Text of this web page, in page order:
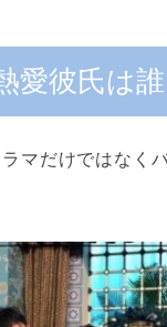
愛彼氏は誰
マだけではなく